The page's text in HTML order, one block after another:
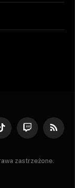
TikTok Twitch RSS
zastrzeżone.